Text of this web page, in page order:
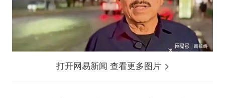
打开网易新闻 查看更多图片